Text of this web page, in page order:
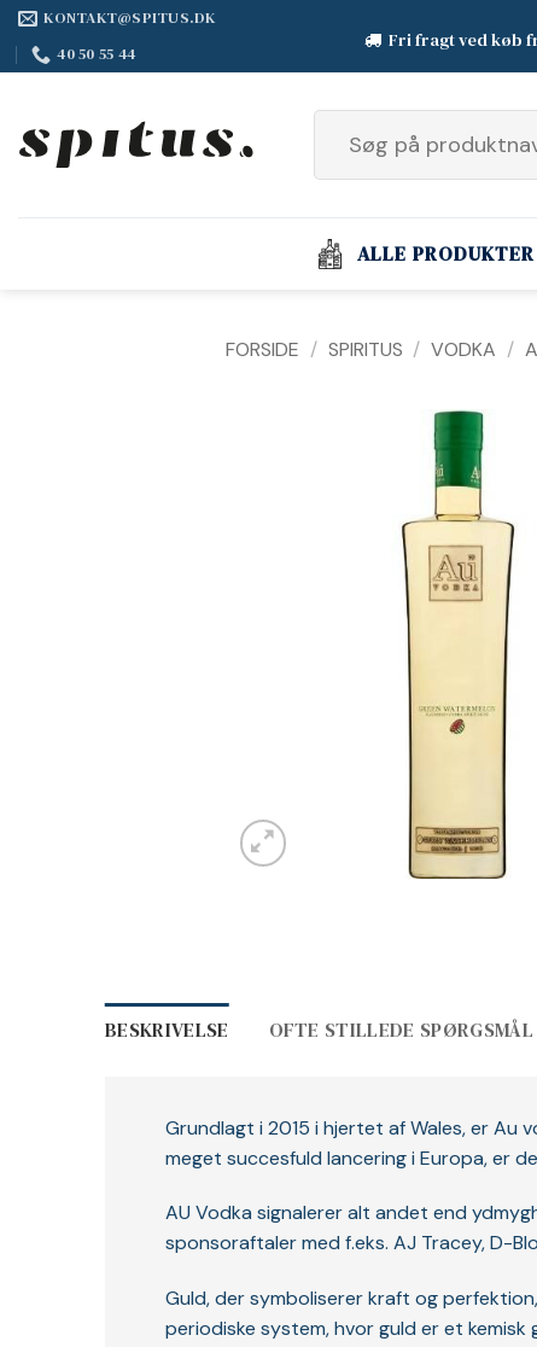
Fortsæt
indhold
KONTAKT@SPITUS.DK
40 50 55 44
Fri fragt ved køb
efter:
ALLE PRODUKTER
FORSIDE / SPIRITUS / VODKA /
BESKRIVELSE OFTE STILLEDE SPØRGSMÅL
Grundlagt i 2015 i hjertet af Wales, er
meget succesfuld lancering i Europa, er
AU Vodka signalerer alt andet end
sponsoraftaler med f.eks. AJ Tracey, D-
Guld, der symboliserer kraft og
periodiske system, hvor guld er et